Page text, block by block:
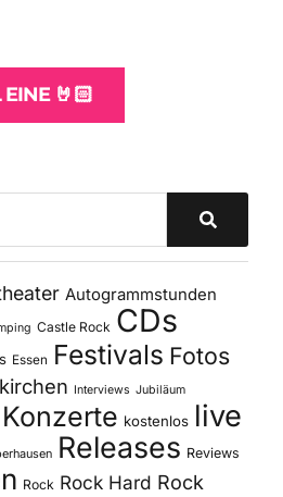
🤘🏻
Autogrammstunden
Castle Rock CDs
Essen Festivals Fotos
Interviews Jubiläum
Konzerte kostenlos live
Releases Reviews
Rock Rock Hard Rock